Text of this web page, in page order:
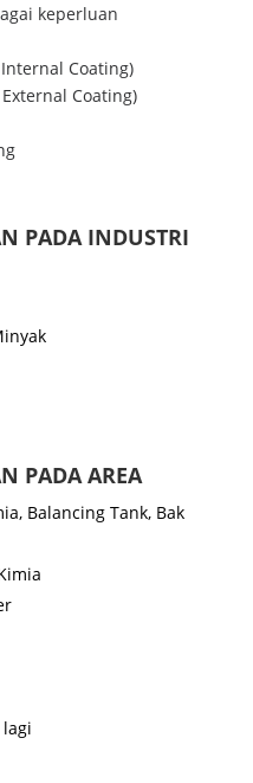
keperluan
Coating)
Coating)
PADA INDUSTRI
PADA AREA
Balancing Tank, Bak